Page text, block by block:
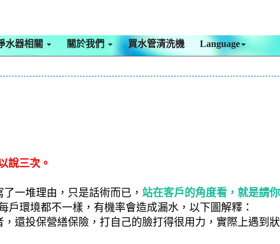
水器相關 關於我們 買水管清洗機 Language
說三次。
一堆理由，只是話術而已， 站在客戶的角度看，就是請
環境都不一樣，有機率會造成漏水，以下圖解釋：
還投保營繕保險，打自己的臉打得很用力，實際上遇到